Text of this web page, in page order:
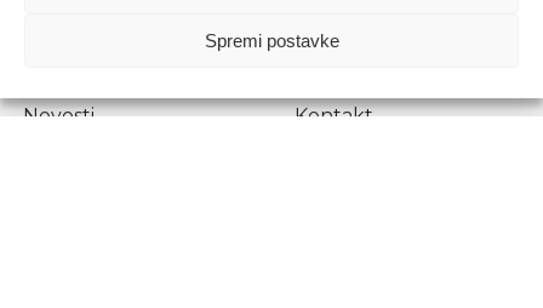
Spremi postavke
Prenošenje sadržaja dopušteno je uz navođenje izvora.
Novosti
Kontakt